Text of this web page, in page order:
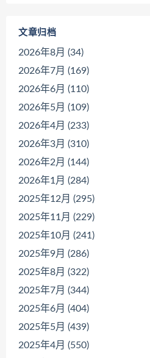
文章归档
2026年8月 (34)
2026年7月 (169)
2026年6月 (110)
2026年5月 (109)
2026年4月 (233)
2026年3月 (310)
2026年2月 (144)
2026年1月 (284)
2025年12月 (295)
2025年11月 (229)
2025年10月 (241)
2025年9月 (286)
2025年8月 (322)
2025年7月 (344)
2025年6月 (404)
2025年5月 (439)
2025年4月 (550)